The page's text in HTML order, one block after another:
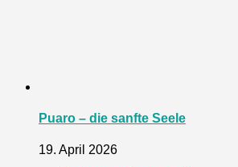
Puaro – die sanfte Seele
19. April 2026